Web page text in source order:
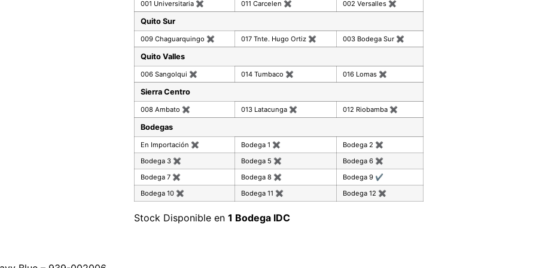
001 Universitaria ✖ 011 Carcelen ✖ 002 Versalles ✖
Quito Sur
009 Chaguarquingo ✖ 017 Tnte. Hugo Ortiz ✖ 003 Bodega Sur ✖
Quito Valles
006 Sangolqui ✖ 014 Tumbaco ✖ 016 Lomas ✖
Sierra Centro
008 Ambato ✖ 013 Latacunga ✖ 012 Riobamba ✖
Bodegas
En Importación ✖ Bodega 1 ✖ Bodega 2 ✖
Bodega 3 ✖ Bodega 5 ✖ Bodega 6 ✖
Bodega 7 ✖ Bodega 8 ✖ Bodega 9 ✔
Bodega 10 ✖ Bodega 11 ✖ Bodega 12 ✖
Stock Disponible en 1 Bodega IDC